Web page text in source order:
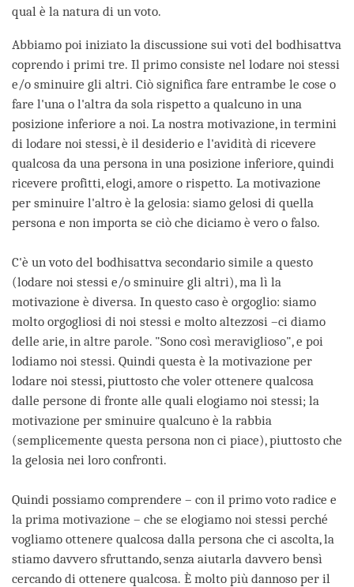
qual è la natura di un voto.
Abbiamo poi iniziato la discussione sui voti del bodhisattva
coprendo i primi tre. Il primo consiste nel lodare noi stessi
e/o sminuire gli altri. Ciò significa fare entrambe le cose o
fare l'una o l'altra da sola rispetto a qualcuno in una
posizione inferiore a noi. La nostra motivazione, in termini
di lodare noi stessi, è il desiderio e l'avidità di ricevere
qualcosa da una persona in una posizione inferiore, quindi
ricevere profitti, elogi, amore o rispetto. La motivazione
per sminuire l'altro è la gelosia: siamo gelosi di quella
persona e non importa se ciò che diciamo è vero o falso.
C'è un voto del bodhisattva secondario simile a questo
(lodare noi stessi e/o sminuire gli altri), ma lì la
motivazione è diversa. In questo caso è orgoglio: siamo
molto orgogliosi di noi stessi e molto altezzosi –ci diamo
delle arie, in altre parole. "Sono così meraviglioso", e poi
lodiamo noi stessi. Quindi questa è la motivazione per
lodare noi stessi, piuttosto che voler ottenere qualcosa
dalle persone di fronte alle quali elogiamo noi stessi; la
motivazione per sminuire qualcuno è la rabbia
(semplicemente questa persona non ci piace), piuttosto che
la gelosia nei loro confronti.
Quindi possiamo comprendere – con il primo voto radice e
la prima motivazione – che se elogiamo noi stessi perché
vogliamo ottenere qualcosa dalla persona che ci ascolta, la
stiamo davvero sfruttando, senza aiutarla davvero bensì
cercando di ottenere qualcosa. È molto più dannoso per il